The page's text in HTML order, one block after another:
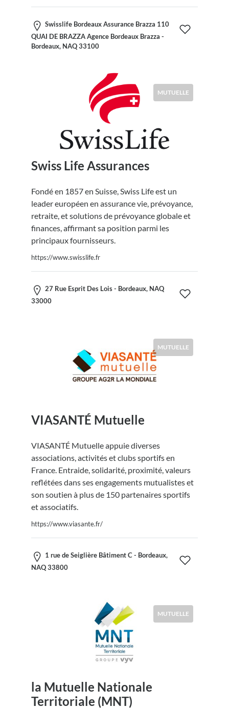
Swisslife Bordeaux Assurance Brazza 110
QUAI DE BRAZZA Agence Bordeaux Brazza -
Bordeaux, NAQ 33100
MUTUELLE
Swiss Life Assurances
Fondé en 1857 en Suisse, Swiss Life est un
leader européen en assurance vie, prévoyance,
retraite, et solutions de prévoyance globale et
finances, affirmant sa position parmi les
principaux fournisseurs.
https://www.swisslife.fr
27 Rue Esprit Des Lois - Bordeaux, NAQ
33000
MUTUELLE
VIASANTÉ Mutuelle
VIASANTÉ Mutuelle appuie diverses
associations, activités et clubs sportifs en
France. Entraide, solidarité, proximité, valeurs
reflétées dans ses engagements mutualistes et
son soutien à plus de 150 partenaires sportifs
et associatifs.
https://www.viasante.fr/
1 rue de Seiglière Bâtiment C - Bordeaux,
NAQ 33800
MUTUELLE
la Mutuelle Nationale
Territoriale (MNT)